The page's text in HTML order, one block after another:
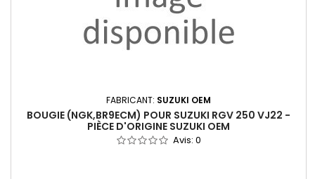
FABRICANT: SUZUKI OEM
BOUGIE (NGK,BR9ECM) POUR SUZUKI RGV 250 VJ22 -
PIÈCE D'ORIGINE SUZUKI OEM
Avis: 0